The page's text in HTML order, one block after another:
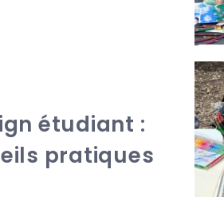
étudiant :
pratiques